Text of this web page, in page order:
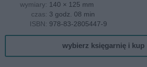
wymiary: 140 × 125 mm
czas: 3 godz. 08 min
ISBN: 978-83-2805447-9
wybierz księgarnię i kup